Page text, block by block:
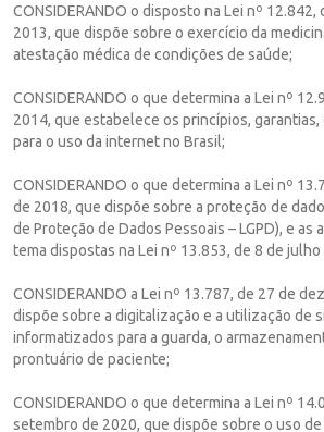
CONSIDERANDO o disposto na Lei nº
2013, que dispõe sobre o exercício da
atestação médica de condições de saúde;
CONSIDERANDO o que determina a Lei nº
2014, que estabelece os princípios,
para o uso da internet no Brasil;
CONSIDERANDO o que determina a Lei nº
de 2018, que dispõe sobre a proteção de
de Proteção de Dados Pessoais – LGPD), e as
tema dispostas na Lei nº 13.853, de 8 de julho
CONSIDERANDO a Lei nº 13.787, de 27 de
dispõe sobre a digitalização e a utilização de
informatizados para a guarda, o
prontuário de paciente;
CONSIDERANDO o que determina a Lei nº
setembro de 2020, que dispõe sobre o uso